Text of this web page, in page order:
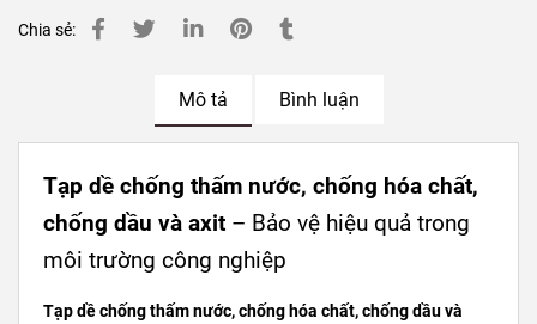
Chia sẻ:
Mô tả Bình luận
Tạp dề chống thấm nước, chống hóa chất,
chống dầu và axit – Bảo vệ hiệu quả trong
môi trường công nghiệp
Tạp dề chống thấm nước, chống hóa chất, chống dầu và